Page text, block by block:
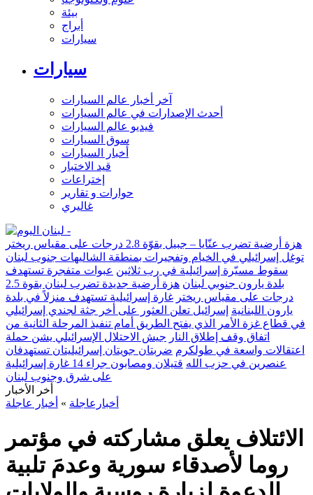
بيئة
أبراج
سيارات
سيارات
آخر أخبار عالم السيارات
أحدث الإصدارات في عالم السيارات
فيديو عالم السيارات
سوق السيارات
أخبار السيارات
قيد الاختبار
إختراعات
حوارات و تقارير
غاليري
هزة أرضية تضرب عنّايا – جبيل بقوّة 2.8 درجات على مقياس ريختر
توغل إسرائيلي في الخيام وتفجيرات بمنطقة الشاليهات جنوب لبنان
سقوط مسيّرة إسرائيلية في رب ثلاثين عبوات متفجرة تستهدف
بلدة يارون جنوبي لبنان
هزة أرضية جديدة تضرب لبنان بقوة 2.5
درجات على مقياس ريختر غارة إسرائيلية تستهدف منزلاً في بلدة
يارون اللبنانية إسرائيل تعلن العثور على أخر جثة لجندي إسرائيلي
في قطاع غزة الأمر الذي يفتح الطريق أمام تنفيذ المرحلة الثانية من
اتفاق وقف إطلاق النار جيش الاحتلال الإسرائيلي يشن حملة
اعتقالات واسعة في طولكرم ضربتان جويتان إسرائيليتان تستهدفان
عنصرين في حزب الله
قتيلان ومصابون جراء 14 غارة إسرائيلية
على شرق وجنوب لبنان
أخر الأخبار
أخبارعاجلة » أخبار عاجلة
الائتلاف يعلق مشاركته في مؤتمر
روما لأصدقاء سورية وعدمَ تلبية